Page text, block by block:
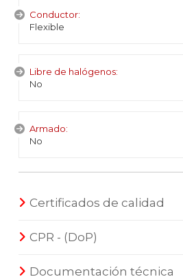
Conductor:
Flexible
Libre de halógenos:
No
Armado:
No
Certificados de calidad
CPR - (DoP)
Documentación técnica